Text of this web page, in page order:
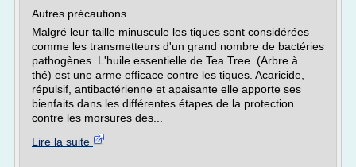
Autres précautions .
Malgré leur taille minuscule les tiques sont considérées
comme les transmetteurs d'un grand nombre de bactéries
pathogènes. L'huile essentielle de Tea Tree (Arbre à
thé) est une arme efficace contre les tiques. Acaricide,
répulsif, antibactérienne et apaisante elle apporte ses
bienfaits dans les différentes étapes de la protection
contre les morsures des...
Lire la suite